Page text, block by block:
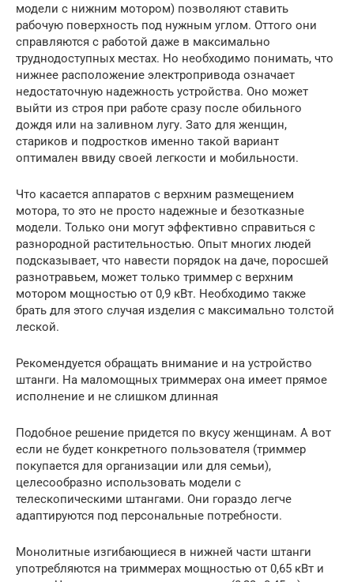
модели с нижним мотором) позволяют ставить
рабочую поверхность под нужным углом. Оттого они
справляются с работой даже в максимально
труднодоступных местах. Но необходимо понимать, что
нижнее расположение электропривода означает
недостаточную надежность устройства. Оно может
выйти из строя при работе сразу после обильного
дождя или на заливном лугу. Зато для женщин,
стариков и подростков именно такой вариант
оптимален ввиду своей легкости и мобильности.
Что касается аппаратов с верхним размещением
мотора, то это не просто надежные и безотказные
модели. Только они могут эффективно справиться с
разнородной растительностью. Опыт многих людей
подсказывает, что навести порядок на даче, поросшей
разнотравьем, может только триммер с верхним
мотором мощностью от 0,9 кВт. Необходимо также
брать для этого случая изделия с максимально толстой
леской.
Рекомендуется обращать внимание и на устройство
штанги. На маломощных триммерах она имеет прямое
исполнение и не слишком длинная
Подобное решение придется по вкусу женщинам. А вот
если не будет конкретного пользователя (триммер
покупается для организации или для семьи),
целесообразно использовать модели с
телескопическими штангами. Они гораздо легче
адаптируются под персональные потребности.
Монолитные изгибающиеся в нижней части штанги
употребляются на триммерах мощностью от 0,65 кВт и